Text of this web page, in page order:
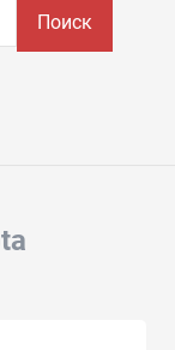
Поиск